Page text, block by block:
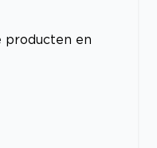
producten en